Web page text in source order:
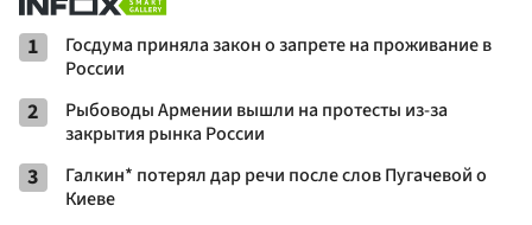
1
Госдума приняла закон о запрете на проживание в
России
2
Рыбоводы Армении вышли на протесты из-за
закрытия рынка России
3
Галкин* потерял дар речи после слов Пугачевой о
Киеве